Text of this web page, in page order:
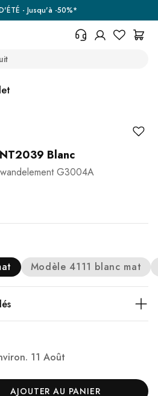
- Jusqu'à -50%*
Centre d'aide (FAQ)
Blanc
G3004A
Modèle 4111 blanc mat
11 Août
AJOUTER AU PANIER